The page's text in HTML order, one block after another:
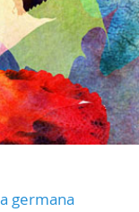
germana